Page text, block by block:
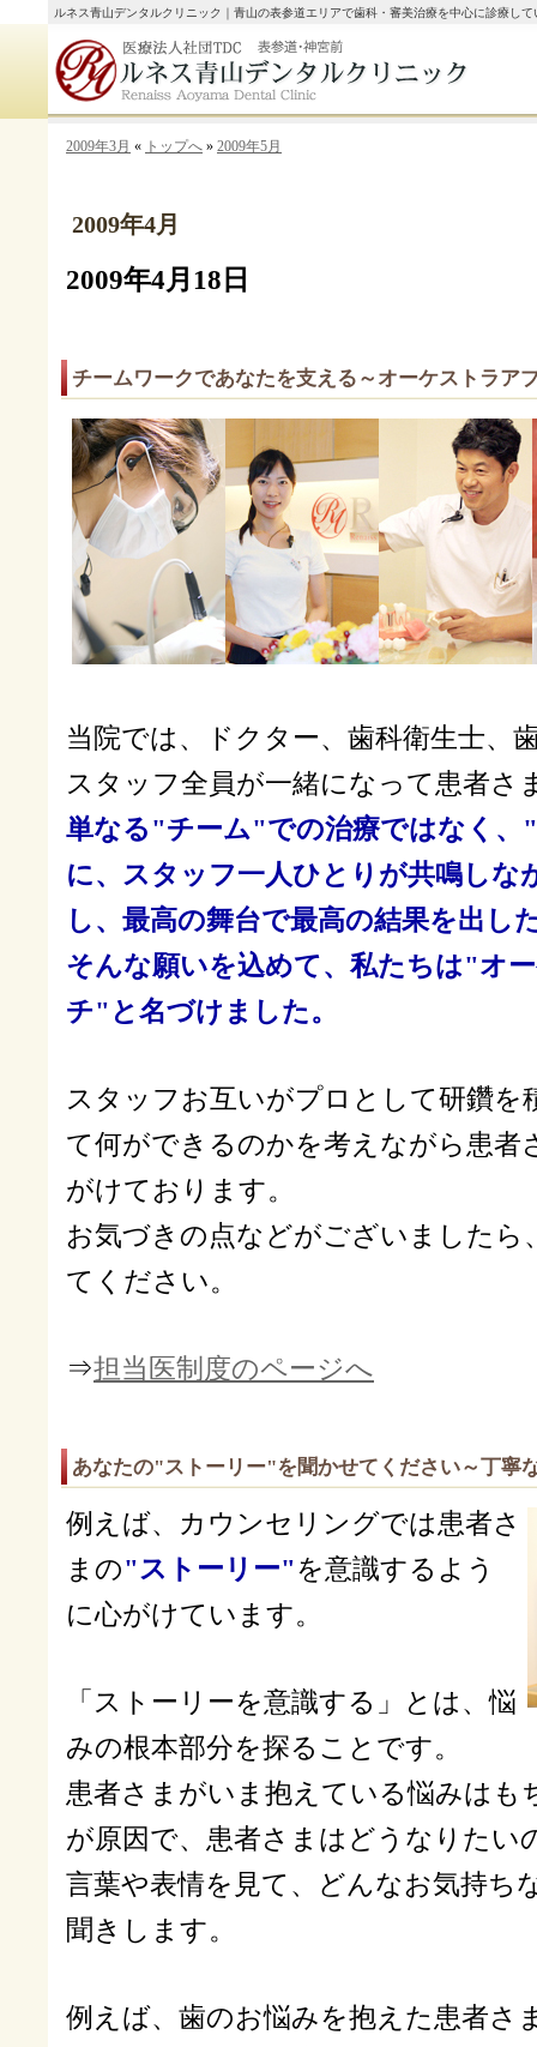
2009年4月
ルネス青山デンタルクリニック｜青山の表参道エリアで歯科・審美治療を中心に診療して
2009年3月 « トップへ » 2009年5月
2009年4月18日
チームワークであなたを支える～オーケストラア
当院では、ドクター、歯科衛生士、
スタッフ全員が一緒になって患者さ
単なる"チーム"での治療ではなく
に、スタッフ一人ひとりが共鳴しな
し、最高の舞台で最高の結果を出し
そんな願いを込めて、私たちは"オ
チ"と名づけました。
スタッフお互いがプロとして研鑽を
て何ができるのかを考えながら患者
がけております。
お気づきの点などがございましたら
てください。
⇒担当医制度のページへ
あなたの"ストーリー"を聞かせてください～丁寧
例えば、カウンセリングでは患者さ
まの"ストーリー"を意識するよう
に心がけています。
「ストーリーを意識する」とは、悩
みの根本部分を探ることです。
患者さまがいま抱えている悩みはも
が原因で、患者さまはどうなりたい
言葉や表情を見て、どんなお気持ち
聞きします。
例えば、歯のお悩みを抱えた患者さ